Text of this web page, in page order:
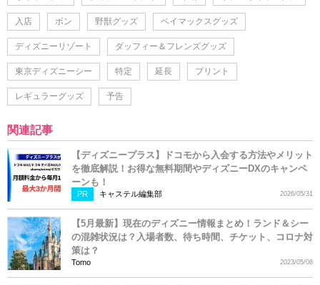
入店 ボン 野獣グッズ ベイマックスグッズ
ディズニーリゾート ダッフィー＆フレンズグッズ
東京ディズニーシー 特定 延長 プリント
レギュラーグッズ 予告
関連記事
【ディズニープラス】ドコモから入会する方法やメリット
を徹底解説！お得な無料期間やディズニーDXのキャンペ
ーンも！
PR キャステル編集部 2026/05/31
【5月最新】現在のディズニー情報まとめ！ランド＆シー
の混雑状況は？入場者数、待ち時間、チケット、コロナ対
策は？
Tomo 2023/05/08